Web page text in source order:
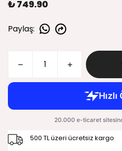
₺ 749.90
Paylaş:
500 TL üzeri ücretsiz kargo